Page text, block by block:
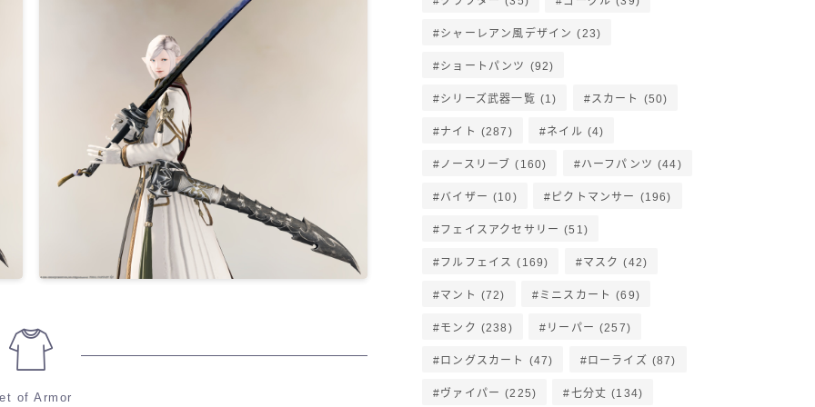
of Armor
シャーレアン風デザイン (23)
ショートパンツ (92)
シリーズ武器一覧 (1) スカート (50)
ナイト (287) ネイル (4)
ノースリーブ (160) ハーフパンツ (44)
バイザー (10) ピクトマンサー (196)
フェイスアクセサリー (51)
フルフェイス (169) マスク (42)
マント (72) ミニスカート (69)
モンク (238) リーパー (257)
ロングスカート (47) ローライズ (87)
ヴァイパー (225) 七分丈 (134)